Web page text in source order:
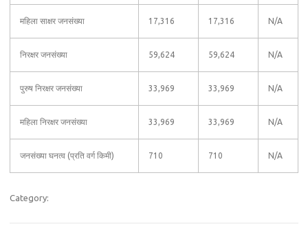
महिला साक्षर जनसंख्या 17,316 17,316 N/A
निरक्षर जनसंख्या 59,624 59,624 N/A
पुरुष निरक्षर जनसंख्या 33,969 33,969 N/A
महिला निरक्षर जनसंख्या 33,969 33,969 N/A
जनसंख्या घनत्व (प्रति वर्ग किमी) 710 710 N/A
Category: